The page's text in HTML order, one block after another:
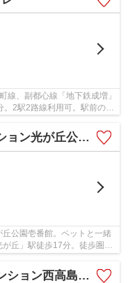
線、副都心線「地下鉄成増」
2駅2路線利用可。駅前の商
光が丘公園壱番館
公園壱番館。ペットと一緒
丘」駅徒歩17分。徒歩圏内
高島平溝下公園壱番館